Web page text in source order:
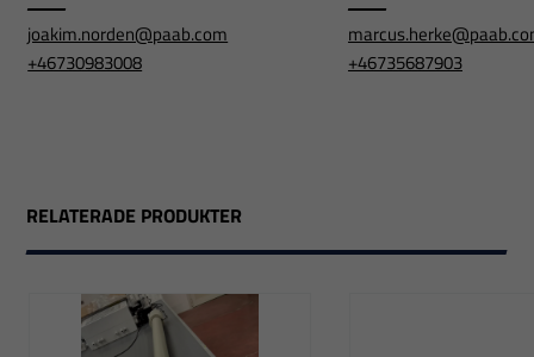
joakim.norden@paab.com
+46730983008
+46735687903
RELATERADE PRODUKTER